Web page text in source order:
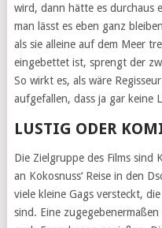
wird, dann hätte es durchaus
man lässt es eben ganz
als sie alleine auf dem Meer
eingebettet ist, sprengt der
So wirkt es, als wäre
aufgefallen, dass ja gar keine
LUSTIG ODER
Die Zielgruppe des Films sind
an Kokosnuss‘ Reise in den
viele kleine Gags versteckt,
sind. Eine